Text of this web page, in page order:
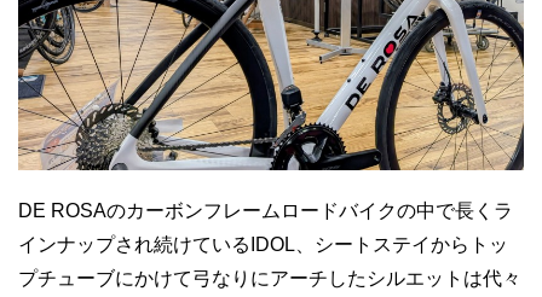
DE ROSAのカーボンフレームロードバイクの中で長くラ
インナップされ続けているIDOL、シートステイからトッ
プチューブにかけて弓なりにアーチしたシルエットは代々